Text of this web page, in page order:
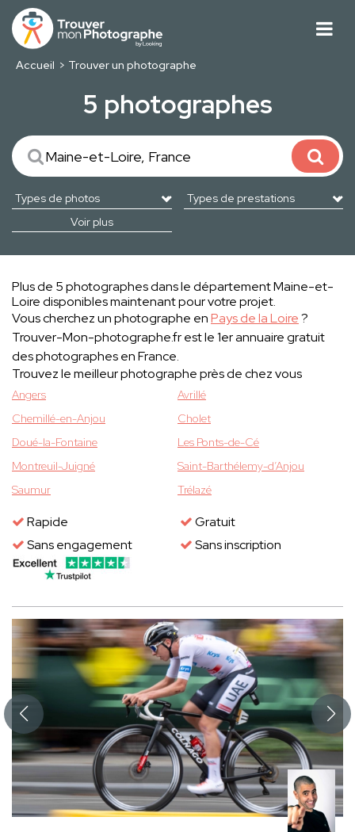
Accueil Trouver un photographe
5 photographes
Voir plus
Plus de 5 photographes dans le département Maine-et-
Loire disponibles maintenant pour votre projet.
Vous cherchez un photographe enPays de la Loire?
Trouver-Mon-photographe.fr est le 1er annuaire gratuit
des photographes en France.
Trouvez le meilleur photographe près de chez vous
Angers
Avrillé
Chemillé-en-Anjou
Cholet
Doué-la-Fontaine
Les Ponts-de-Cé
Montreuil-Juigné
Saint-Barthélemy-d’Anjou
Saumur
Trélazé
Rapide
Gratuit
Sans engagement
Sans inscription